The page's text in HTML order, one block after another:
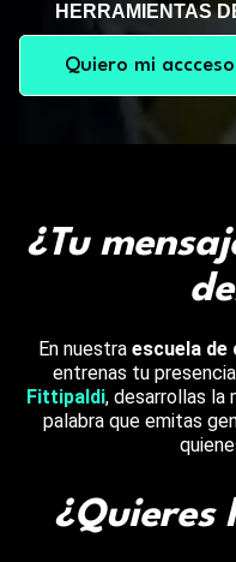
HERRAMIENTAS
Quiero mi
¿Tu
En nuestra escuela de
entrenas tu
Fittipaldi,desarrollas la
palabra que emitas
¿Quieres